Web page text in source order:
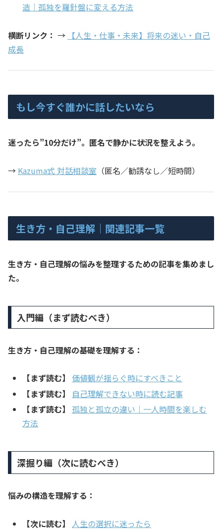
造｜孤独を羅針盤に変える方法
横断リンク： → 【人生・仕事・未来】将来の迷い・自己
成長
もし今すぐ誰かに話したいなら
迷ったら”10分だけ”。匿名で静かに状況を整えよう。
→ Kazuma式 対話相談室 （匿名／勧誘なし／短時間）
生き方・自己理解｜関連記事一覧
生き方・自己理解の悩みを整理するための記事を集めまし
た。
入門編（まず読むべき）
生き方・自己理解の基礎を理解する：
【まず読む】
価値観が揺らぐ時にすべきこと
【まず読む】
自己理解できない時に読む記事
【まず読む】 孤独と孤立の違い｜一人時間を楽しむ
方法
深掘り編（次に読むべき）
悩みの構造を理解する：
【次に読む】
人生の選択に迷ったら